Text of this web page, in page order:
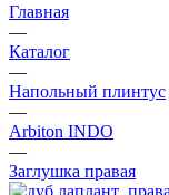
Главная
—
Каталог
—
Напольный плинтус
—
Arbiton INDO
—
Заглушка правая